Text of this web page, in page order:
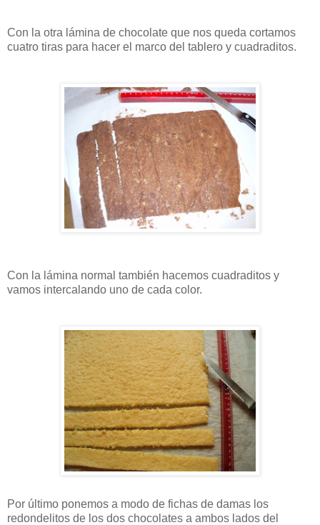
Con la otra lámina de chocolate que nos queda cortamos
cuatro tiras para hacer el marco del tablero y cuadraditos.
Con la lámina normal también hacemos cuadraditos y
vamos intercalando uno de cada color.
Por último ponemos a modo de fichas de damas los
redondelitos de los dos chocolates a ambos lados del